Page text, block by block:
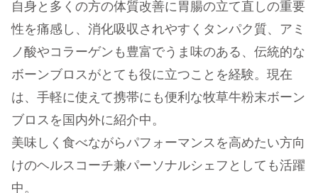
自身と多くの方の体質改善に胃腸の立て直しの重要
性を痛感し、消化吸収されやすくタンパク質、アミ
ノ酸やコラーゲンも豊富でうま味のある、伝統的な
ボーンブロスがとても役に立つことを経験。現在
は、手軽に使えて携帯にも便利な牧草牛粉末ボーン
ブロスを国内外に紹介中。
美味しく食べながらパフォーマンスを高めたい方向
けのヘルスコーチ兼パーソナルシェフとしても活躍
中。